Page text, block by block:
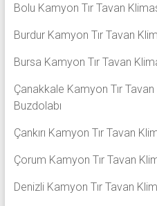
Bolu Kamyon Tır Tavan
Burdur Kamyon Tır Tavan
Bursa Kamyon Tır Tavan
Çanakkale Kamyon Tır
Buzdolabı
Çankırı Kamyon Tır Tavan
Çorum Kamyon Tır Tavan
Denizli Kamyon Tır Tavan